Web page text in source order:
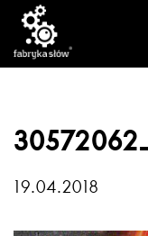
19.04.2018